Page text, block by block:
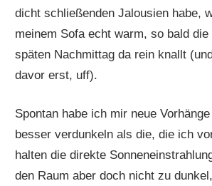
dicht schließenden Jalousien habe,
meinem Sofa echt warm, so bald die
späten Nachmittag da rein knallt
davor erst, uff).
Spontan habe ich mir neue
besser verdunkeln als die, die ich
halten die direkte
den Raum aber doch nicht zu